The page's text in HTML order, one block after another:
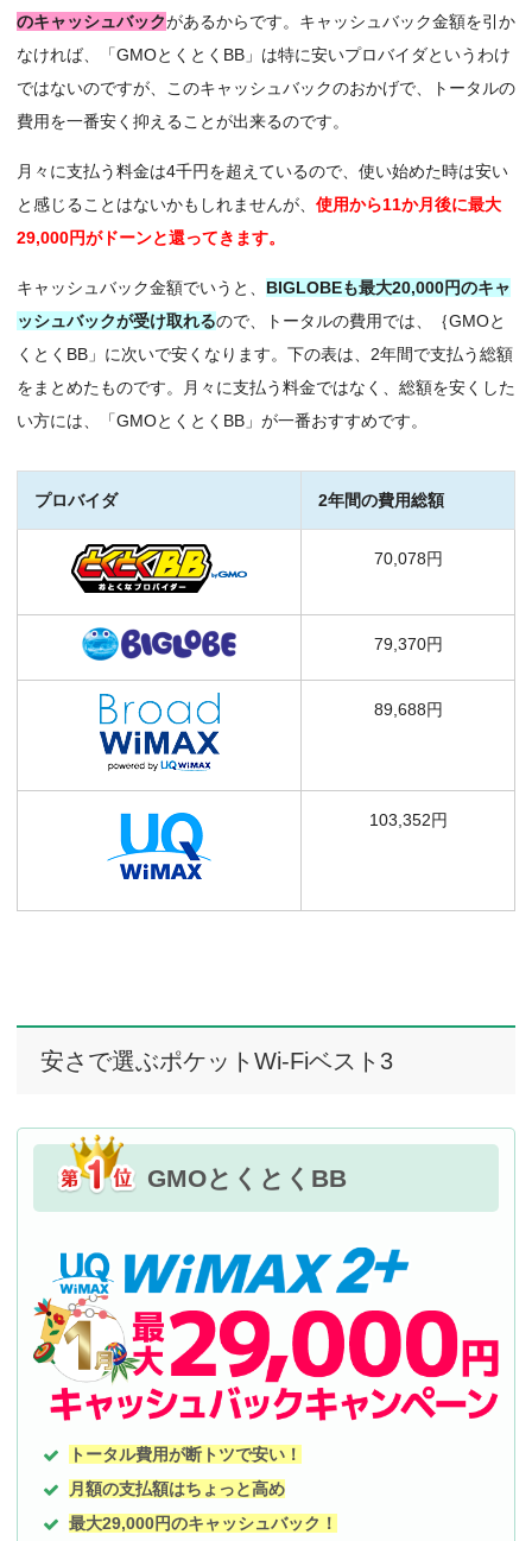
のキャッシュバックがあるからです。キャッシュバック金額を引か
なければ、「GMOとくとくBB」は特に安いプロバイダというわけ
ではないのですが、このキャッシュバックのおかげで、トータルの
費用を一番安く抑えることが出来るのです。
月々に支払う料金は4千円を超えているので、使い始めた時は安い
と感じることはないかもしれませんが、 使用から11か月後に最大
29,000円がドーンと還ってきます。
キャッシュバック金額でいうと、 BIGLOBEも最大20,000円のキャ
ッシュバックが受け取れるので、トータルの費用では、｛GMOと
くとくBB」に次いで安くなります。下の表は、2年間で支払う総額
をまとめたものです。月々に支払う料金ではなく、総額を安くした
い方には、「GMOとくとくBB」が一番おすすめです。
プロバイダ 2年間の費用総額
70,078円
79,370円
89,688円
103,352円
安さで選ぶポケットWi-Fiベスト3
GMOとくとくBB
トータル費用が断トツで安い！
月額の支払額はちょっと高め
最大29,000円のキャッシュバック！